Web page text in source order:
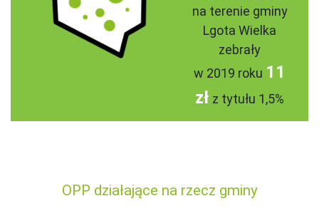
na terenie gminy
Lgota Wielka
zebrały
w 2019 roku 11
zł z tytułu 1,5%
OPP działające na rzecz gminy